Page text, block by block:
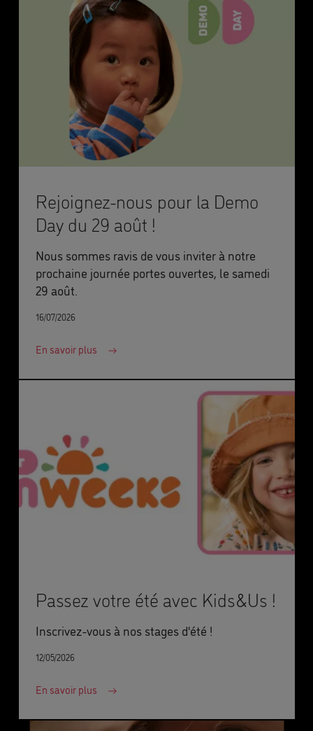
Rejoignez-nous pour la Demo
Day du 29 août !
Nous sommes ravis de vous inviter à notre
prochaine journée portes ouvertes, le samedi
29 août.
16/07/2026
En savoir plus
Passez votre été avec Kids&Us !
Inscrivez-vous à nos stages d'été !
12/05/2026
En savoir plus